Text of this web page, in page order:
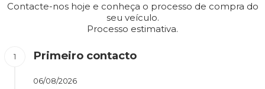
Contacte-nos hoje e conheça o processo de compra do
seu veículo.
Processo estimativa.
Primeiro contacto
06/08/2026